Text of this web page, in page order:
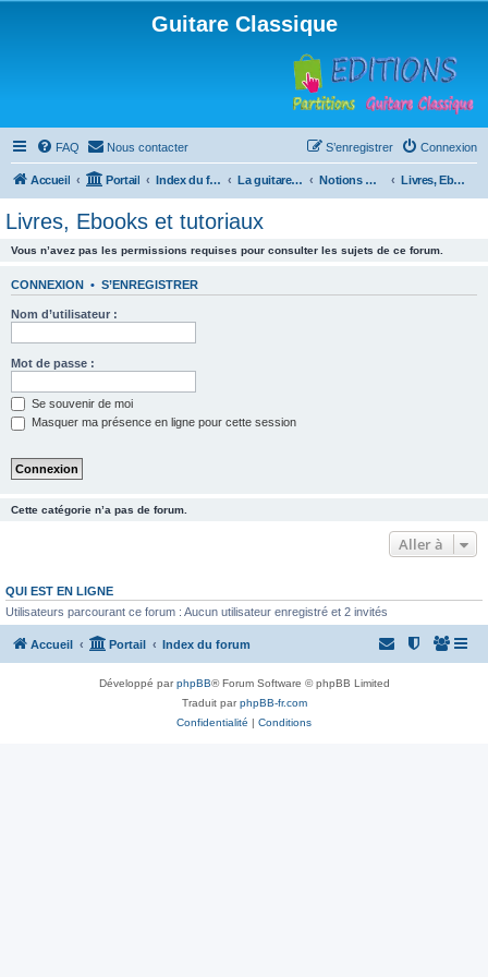
Guitare Classique
FAQ Nous contacter Connexion
S’enregistrer
Accueil Portail Index du forum La guitare : instrument, cours et théorie Notions musicales Livres, Ebooks et tutoriaux
Livres, Ebooks et tutoriaux
Vous n’avez pas les permissions requises pour consulter les sujets de ce forum.
CONNEXION • S’ENREGISTRER
Nom d’utilisateur :
Mot de passe :
Se souvenir de moi
Masquer ma présence en ligne pour cette session
Cette catégorie n’a pas de forum.
Aller à
QUI EST EN LIGNE
Utilisateurs parcourant ce forum : Aucun utilisateur enregistré et 2 invités
Accueil Portail Index du forum
Développé parphpBB® Forum Software © phpBB Limited
Traduit parphpBB-fr.com
Confidentialité | Conditions